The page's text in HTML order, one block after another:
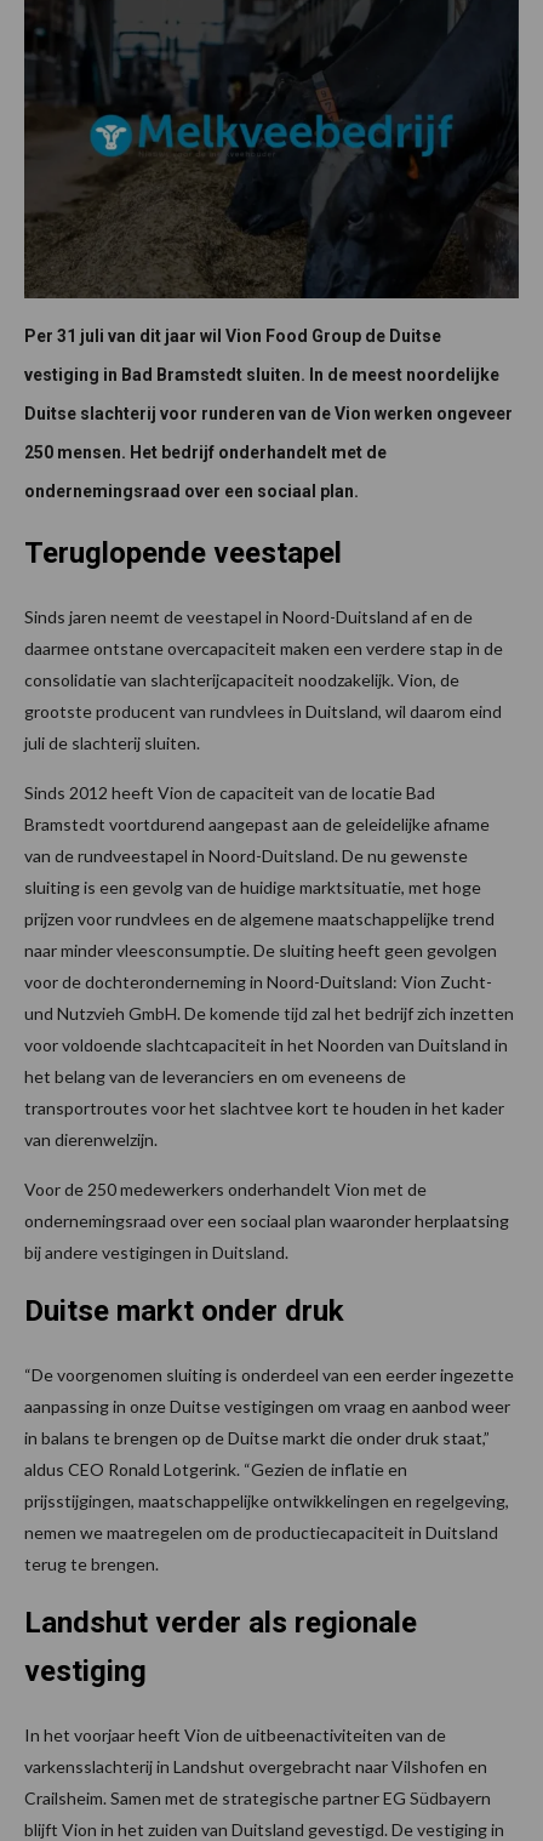
Per 31 juli van dit jaar wil Vion Food Group de Duitse
vestiging in Bad Bramstedt sluiten. In de meest noordelijke
Duitse slachterij voor runderen van de Vion werken ongeveer
250 mensen. Het bedrijf onderhandelt met de
ondernemingsraad over een sociaal plan.
Teruglopende veestapel
Sinds jaren neemt de veestapel in Noord-Duitsland af en de
daarmee ontstane overcapaciteit maken een verdere stap in de
consolidatie van slachterijcapaciteit noodzakelijk. Vion, de
grootste producent van rundvlees in Duitsland, wil daarom eind
juli de slachterij sluiten.
Sinds 2012 heeft Vion de capaciteit van de locatie Bad
Bramstedt voortdurend aangepast aan de geleidelijke afname
van de rundveestapel in Noord-Duitsland. De nu gewenste
sluiting is een gevolg van de huidige marktsituatie, met hoge
prijzen voor rundvlees en de algemene maatschappelijke trend
naar minder vleesconsumptie. De sluiting heeft geen gevolgen
voor de dochteronderneming in Noord-Duitsland: Vion Zucht-
und Nutzvieh GmbH. De komende tijd zal het bedrijf zich inzetten
voor voldoende slachtcapaciteit in het Noorden van Duitsland in
het belang van de leveranciers en om eveneens de
transportroutes voor het slachtvee kort te houden in het kader
van dierenwelzijn.
Voor de 250 medewerkers onderhandelt Vion met de
ondernemingsraad over een sociaal plan waaronder herplaatsing
bij andere vestigingen in Duitsland.
Duitse markt onder druk
“De voorgenomen sluiting is onderdeel van een eerder ingezette
aanpassing in onze Duitse vestigingen om vraag en aanbod weer
in balans te brengen op de Duitse markt die onder druk staat,”
aldus CEO Ronald Lotgerink. “Gezien de inflatie en
prijsstijgingen, maatschappelijke ontwikkelingen en regelgeving,
nemen we maatregelen om de productiecapaciteit in Duitsland
terug te brengen.
Landshut verder als regionale
vestiging
In het voorjaar heeft Vion de uitbeenactiviteiten van de
varkensslachterij in Landshut overgebracht naar Vilshofen en
Crailsheim. Samen met de strategische partner EG Südbayern
blijft Vion in het zuiden van Duitsland gevestigd. De vestiging in